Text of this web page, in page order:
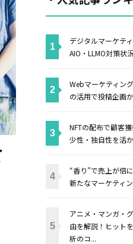
デジタルマーケテ
AIO・LLMO対策状
Webマーケティン
の活用で投稿企画
NFTの配布で顧客
少性・独自性を活
“香り”で売上が倍
新たなマーケティ
アニメ・マンガ・
由を解説！ヒット
析のコ...